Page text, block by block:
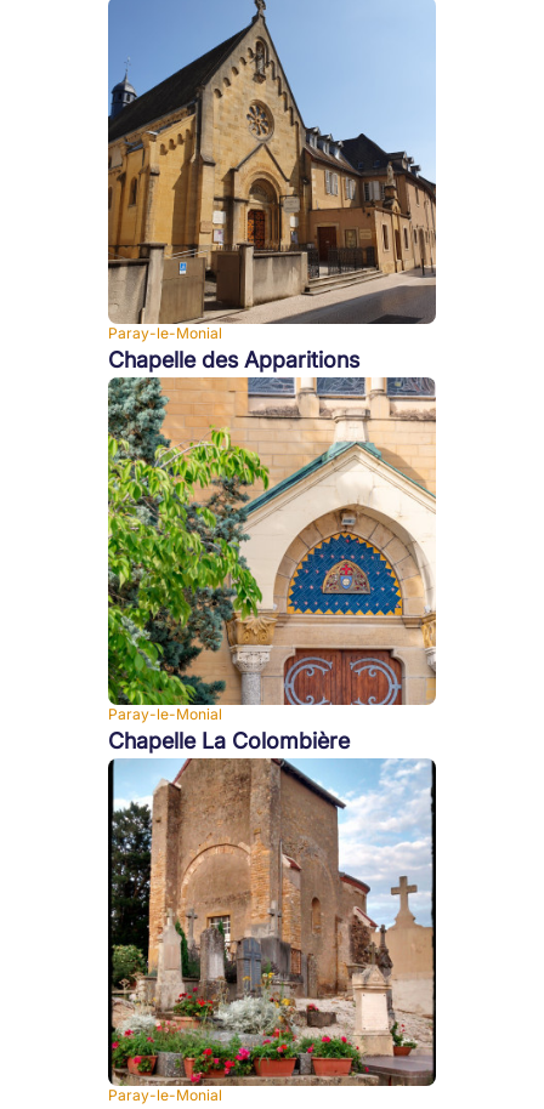
Paray-le-Monial
Chapelle des Apparitions
Paray-le-Monial
Chapelle La Colombière
Paray-le-Monial